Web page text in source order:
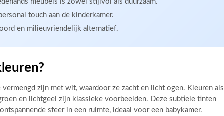
meubels is zowel stijlvol als duurzaam.
touch aan de kinderkamer.
en milieuvriendelijk alternatief.
zijn met wit, waardoor ze zacht en licht ogen. Kleuren als
en lichtgeel zijn klassieke voorbeelden. Deze subtiele tinten
sfeer in een ruimte, ideaal voor een babykamer.